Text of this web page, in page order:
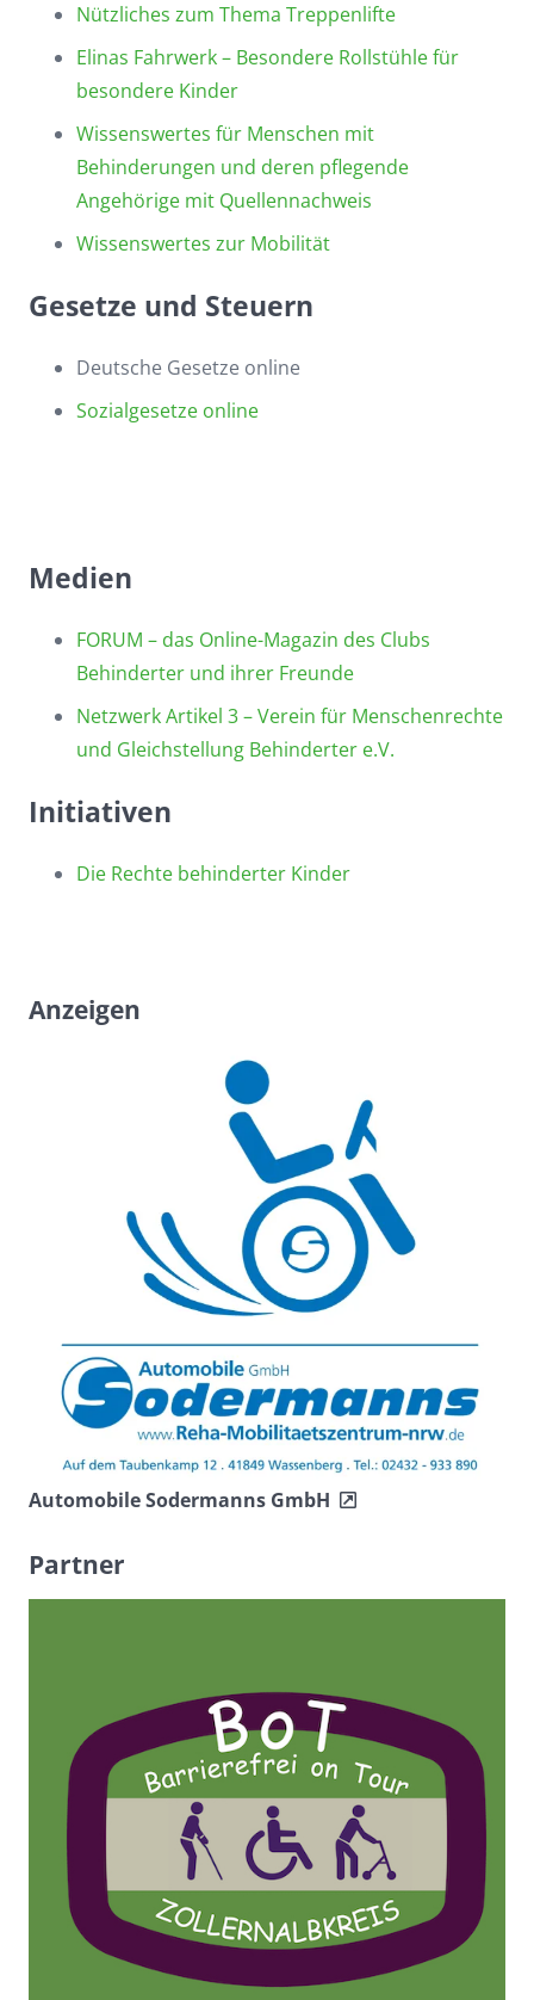
Nützliches zum Thema Treppenlifte
Elinas Fahrwerk – Besondere Rollstühle für
besondere Kinder
Wissenswertes für Menschen mit
Behinderungen und deren pflegende
Angehörige mit Quellennachweis
Wissenswertes zur Mobilität
Gesetze und Steuern
Deutsche Gesetze online
Sozialgesetze online
Medien
FORUM – das Online-Magazin des Clubs
Behinderter und ihrer Freunde
Netzwerk Artikel 3 – Verein für Menschenrechte
und Gleichstellung Behinderter e.V.
Initiativen
Die Rechte behinderter Kinder
Anzeigen
Automobile Sodermanns GmbH
Partner